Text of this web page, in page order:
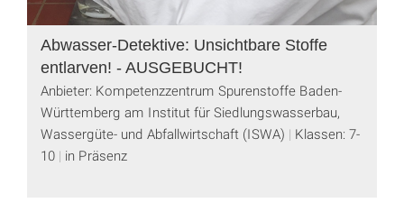
Abwasser-Detektive: Unsichtbare Stoffe
entlarven! - AUSGEBUCHT!
Anbieter: Kompetenzzentrum Spurenstoffe Baden-
Württemberg am Institut für Siedlungswasserbau,
Wassergüte- und Abfallwirtschaft (ISWA)
Klassen: 7-
10 in Präsenz